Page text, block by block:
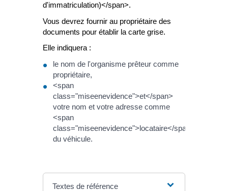
d'immatriculation)</span>.
Vous devrez fournir au propriétaire des
documents pour établir la carte grise.
Elle indiquera :
le nom de l'organisme prêteur comme
propriétaire,
<span
class="miseenevidence">et</span>
votre nom et votre adresse comme
<span
class="miseenevidence">locataire</span>
du véhicule.
Textes de référence